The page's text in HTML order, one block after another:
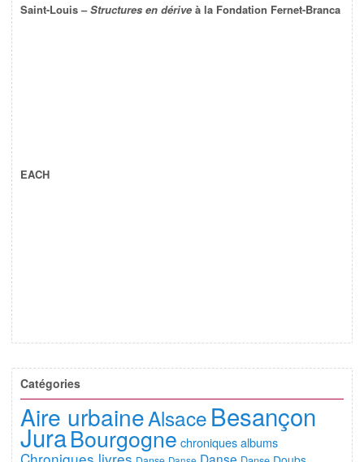
Saint-Louis –Structures en dérive à la Fondation Fernet-Branca
EACH
Catégories
Aire urbaineAlsace Besançon
JuraBourgogne chroniques albums